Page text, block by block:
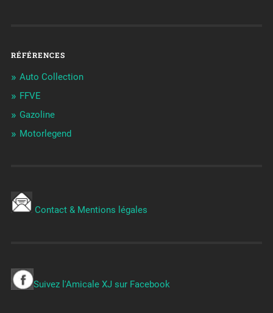
RÉFÉRENCES
Auto Collection
FFVE
Gazoline
Motorlegend
Contact & Mentions légales
Suivez l'Amicale XJ sur Facebook